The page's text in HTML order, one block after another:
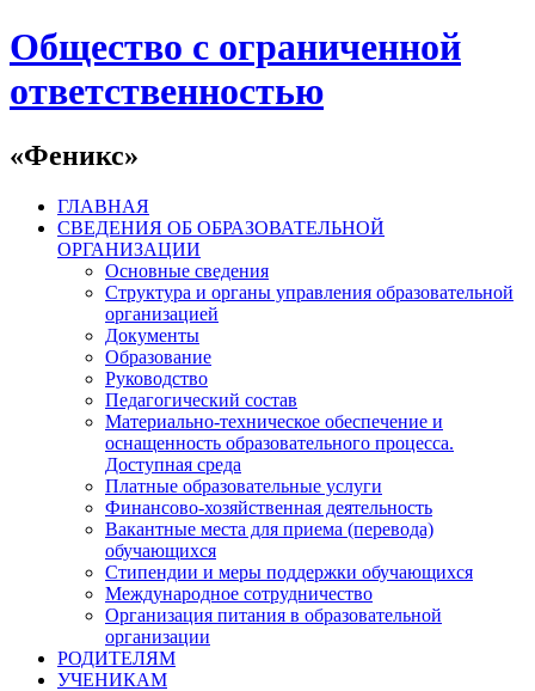
Общество с ограниченной
ответственностью
«Феникс»
ГЛАВНАЯ
СВЕДЕНИЯ ОБ ОБРАЗОВАТЕЛЬНОЙ
ОРГАНИЗАЦИИ
Основные сведения
Структура и органы управления образовательной
организацией
Документы
Образование
Руководство
Педагогический состав
Материально-техническое обеспечение и
оснащенность образовательного процесса.
Доступная среда
Платные образовательные услуги
Финансово-хозяйственная деятельность
Вакантные места для приема (перевода)
обучающихся
Стипендии и меры поддержки обучающихся
Международное сотрудничество
Организация питания в образовательной
организации
РОДИТЕЛЯМ
УЧЕНИКАМ